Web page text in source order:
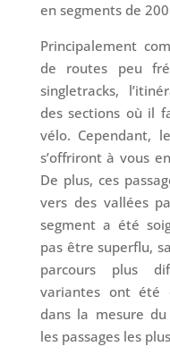
en segments de
Principalement
de routes peu
singletracks,
des sections où il
vélo. Cependant,
s’offriront à vous
De plus, ces
vers des vallées
segment a été
pas être superflu,
parcours plus
variantes ont été
dans la mesure
les passages les